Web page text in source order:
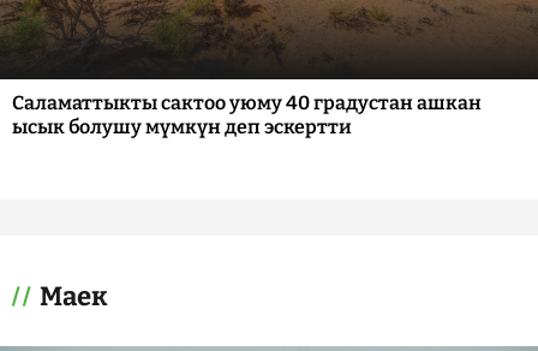
Саламаттыкты сактоо уюму 40 градустан ашкан
ысык болушу мүмкүн деп эскертти
Маек